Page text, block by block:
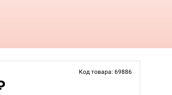
Код товара: 69886